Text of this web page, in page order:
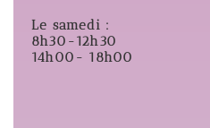
Le samedi :
8h30-12h30
14h00- 18h00